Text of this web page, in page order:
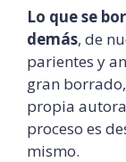
Lo que se
demás, de
parientes y
gran
propia
proceso es
mismo.